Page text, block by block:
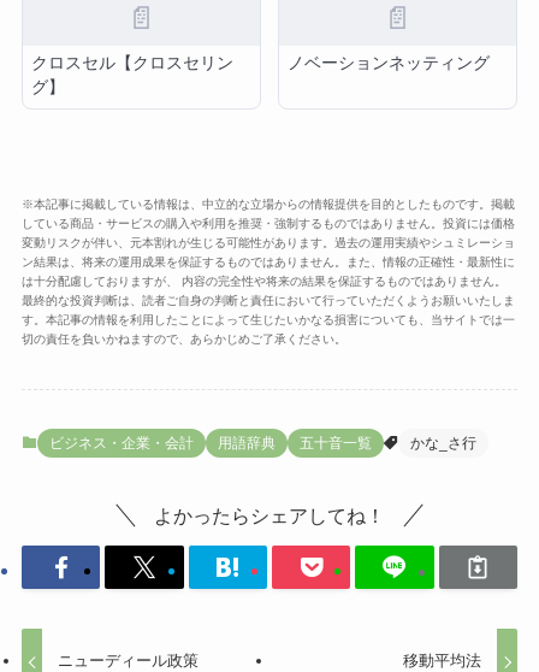
📄
クロスセル【クロスセリン
グ】
📄
ノベーションネッティング
※本記事に掲載している情報は、中立的な立場からの情報提供を目的としたものです。掲載
している商品・サービスの購入や利用を推奨・強制するものではありません。投資には価格
変動リスクが伴い、元本割れが生じる可能性があります。過去の運用実績やシュミレーショ
ン結果は、将来の運用成果を保証するものではありません。また、情報の正確性・最新性に
は十分配慮しておりますが、 内容の完全性や将来の結果を保証するものではありません。
最終的な投資判断は、読者ご自身の判断と責任において行っていただくようお願いいたしま
す。本記事の情報を利用したことによって生じたいかなる損害についても、当サイトでは一
切の責任を負いかねますので、あらかじめご了承ください。
ビジネス・企業・会計 用語辞典 五十音一覧 かな_さ行
よかったらシェアしてね！
ニューディール政策 移動平均法